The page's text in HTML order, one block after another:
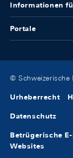
Informationen
Portale
© Schweizerische
Urheberrecht
Datenschutz
Betrügerische
Websites